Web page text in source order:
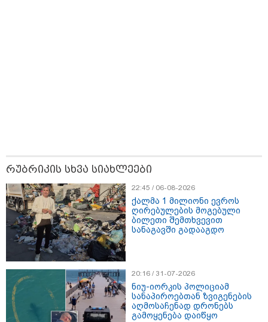
13:59 / 06-08-2026
ნიკა მელიას სასამართლოს
უპატივცემლობის ფაქტზე 1 წლით და 6
რუბრიკის სხვა სიახლეები
22:45 / 06-08-2026
ქალმა 1 მილიონი ევროს
ღირებულების მოგებული
ბილეთი შემთხვევით
სანაგავში გადააგდო
20:16 / 31-07-2026
ნიუ-იორკის პოლიციამ
სანაპიროებთან ზვიგენების
აღმოსაჩენად დრონებს
გამოყენება დაიწყო